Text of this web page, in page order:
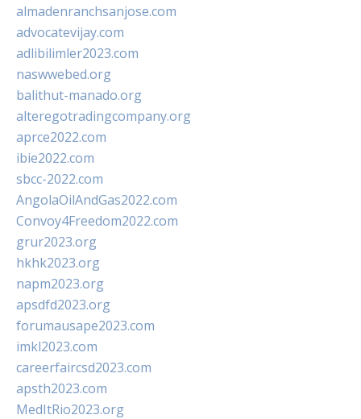
almadenranchsanjose.com
advocatevijay.com
adlibilimler2023.com
naswwebed.org
balithut-manado.org
alteregotradingcompany.org
aprce2022.com
ibie2022.com
sbcc-2022.com
AngolaOilAndGas2022.com
Convoy4Freedom2022.com
grur2023.org
hkhk2023.org
napm2023.org
apsdfd2023.org
forumausape2023.com
imkl2023.com
careerfaircsd2023.com
apsth2023.com
MedItRio2023.org